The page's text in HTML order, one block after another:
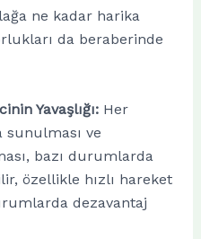
ne kadar harika
da beraberinde
Yavaşlığı:Her
sunulması ve
bazı durumlarda
özellikle hızlı hareket
dezavantaj